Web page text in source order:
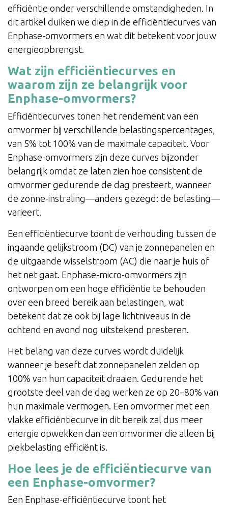
efficiëntie onder verschillende omstandigheden. In
dit artikel duiken we diep in de efficiëntiecurves van
Enphase-omvormers en wat dit betekent voor jouw
energieopbrengst.
Wat zijn efficiëntiecurves en
waarom zijn ze belangrijk voor
Enphase-omvormers?
Efficiëntiecurves tonen het rendement van een
omvormer bij verschillende belastingspercentages,
van 5% tot 100% van de maximale capaciteit. Voor
Enphase-omvormers zijn deze curves bijzonder
belangrijk omdat ze laten zien hoe consistent de
omvormer gedurende de dag presteert, wanneer
de zonne-instraling—anders gezegd: de belasting—
varieert.
Een efficiëntiecurve toont de verhouding tussen de
ingaande gelijkstroom (DC) van je zonnepanelen en
de uitgaande wisselstroom (AC) die naar je huis of
het net gaat. Enphase-micro-omvormers zijn
ontworpen om een hoge efficiëntie te behouden
over een breed bereik aan belastingen, wat
betekent dat ze ook bij lage lichtniveaus in de
ochtend en avond nog uitstekend presteren.
Het belang van deze curves wordt duidelijk
wanneer je beseft dat zonnepanelen zelden op
100% van hun capaciteit draaien. Gedurende het
grootste deel van de dag werken ze op 20–80% van
hun maximale vermogen. Een omvormer met een
vlakke efficiëntiecurve in dit bereik zal dus meer
energie opwekken dan een omvormer die alleen bij
piekbelasting efficiënt is.
Hoe lees je de efficiëntiecurve van
een Enphase-omvormer?
Een Enphase-efficiëntiecurve toont het